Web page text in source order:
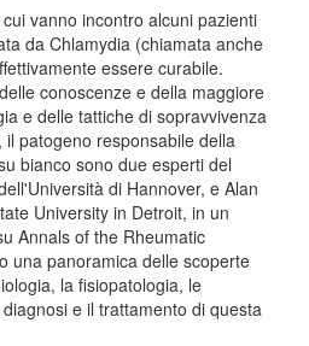
vanno incontro alcuni pazienti
da Chlamydia (chiamata anche
essere curabile.
conoscenze e della maggiore
e delle tattiche di sopravvivenza
patogeno responsabile della
bianco sono due esperti del
di Hannover, e Alan
University in Detroit, in un
Annals of the Rheumatic
una panoramica delle scoperte
la fisiopatologia, le
e il trattamento di questa